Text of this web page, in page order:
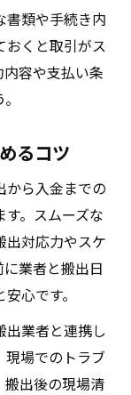
書類や手続き内
おくと取引がス
容や支払い条
るコツ
から入金までの
。スムーズな
出対応力やスケ
業者と搬出日
心です。
出業者と連携し
現場でのトラブ
搬出後の現場清